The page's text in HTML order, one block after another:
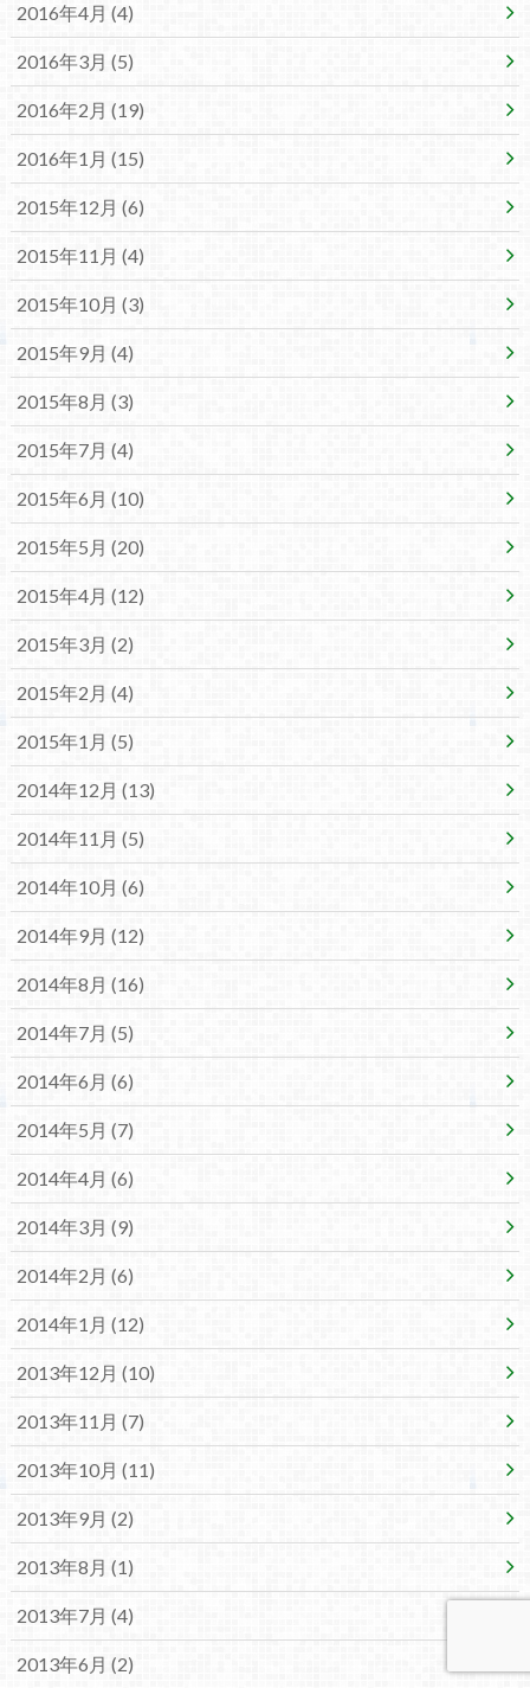
2016年4月 (4)
2016年3月 (5)
2016年2月 (19)
2016年1月 (15)
2015年12月 (6)
2015年11月 (4)
2015年10月 (3)
2015年9月 (4)
2015年8月 (3)
2015年7月 (4)
2015年6月 (10)
2015年5月 (20)
2015年4月 (12)
2015年3月 (2)
2015年2月 (4)
2015年1月 (5)
2014年12月 (13)
2014年11月 (5)
2014年10月 (6)
2014年9月 (12)
2014年8月 (16)
2014年7月 (5)
2014年6月 (6)
2014年5月 (7)
2014年4月 (6)
2014年3月 (9)
2014年2月 (6)
2014年1月 (12)
2013年12月 (10)
2013年11月 (7)
2013年10月 (11)
2013年9月 (2)
2013年8月 (1)
2013年7月 (4)
2013年6月 (2)